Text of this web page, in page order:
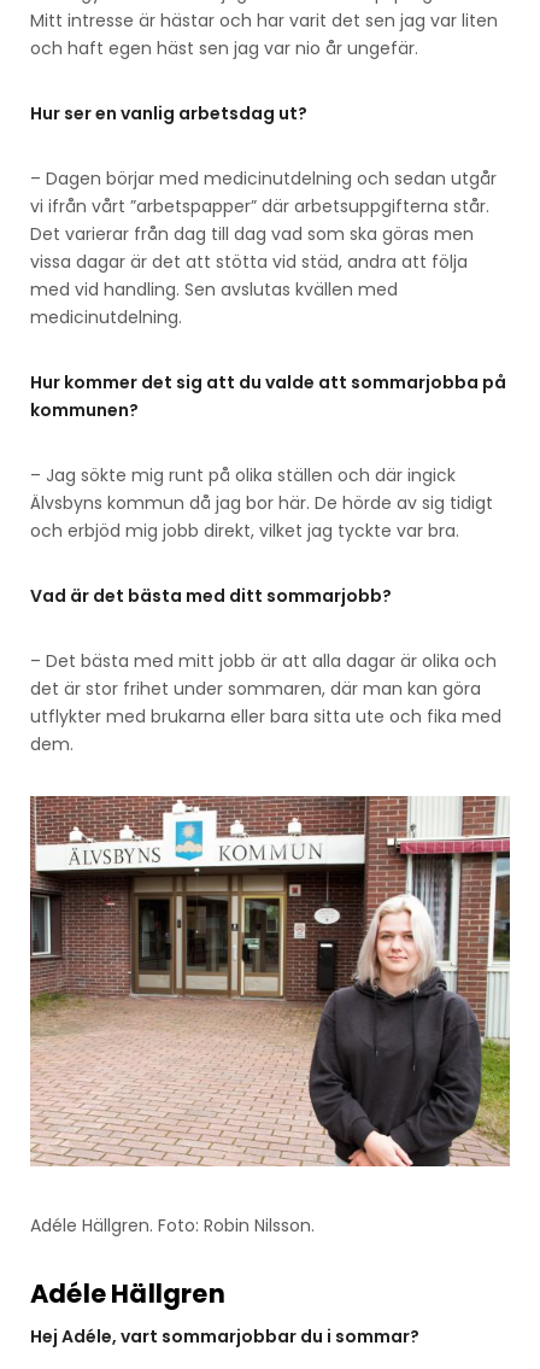
Mitt intresse är hästar och har varit det sen jag var liten
och haft egen häst sen jag var nio år ungefär.
Hur ser en vanlig arbetsdag ut?
– Dagen börjar med medicinutdelning och sedan utgår
vi ifrån vårt ”arbetspapper” där arbetsuppgifterna står.
Det varierar från dag till dag vad som ska göras men
vissa dagar är det att stötta vid städ, andra att följa
med vid handling. Sen avslutas kvällen med
medicinutdelning.
Hur kommer det sig att du valde att sommarjobba på
kommunen?
– Jag sökte mig runt på olika ställen och där ingick
Älvsbyns kommun då jag bor här. De hörde av sig tidigt
och erbjöd mig jobb direkt, vilket jag tyckte var bra.
Vad är det bästa med ditt sommarjobb?
– Det bästa med mitt jobb är att alla dagar är olika och
det är stor frihet under sommaren, där man kan göra
utflykter med brukarna eller bara sitta ute och fika med
dem.
Adéle Hällgren. Foto: Robin Nilsson.
Adéle Hällgren
Hej Adéle, vart sommarjobbar du i sommar?